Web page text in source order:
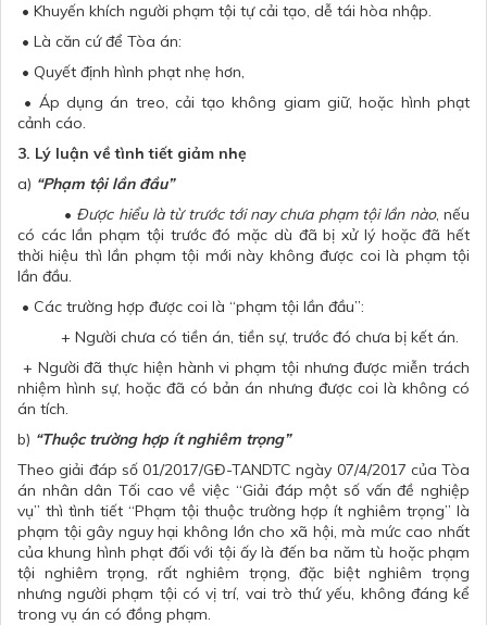
• Khuyến khích người phạm tội tự cải tạo, dễ tái hòa nhập.
• Là căn cứ để Tòa án:
• Quyết định hình phạt nhẹ hơn,
• Áp dụng án treo, cải tạo không giam giữ, hoặc hình phạt
cảnh cáo.
3. Lý luận về tình tiết giảm nhẹ
a) “Phạm tội lần đầu”
• Được hiểu là từ trước tới nay chưa phạm tội lần nào, nếu
có các lần phạm tội trước đó mặc dù đã bị xử lý hoặc đã hết
thời hiệu thì lần phạm tội mới này không được coi là phạm tội
lần đầu.
• Các trường hợp được coi là “phạm tội lần đầu”:
+ Người chưa có tiền án, tiền sự, trước đó chưa bị kết án.
+ Người đã thực hiện hành vi phạm tội nhưng được miễn trách
nhiệm hình sự, hoặc đã có bản án nhưng được coi là không có
án tích.
b) “Thuộc trường hợp ít nghiêm trọng”
Theo giải đáp số 01/2017/GĐ-TANDTC ngày 07/4/2017 của Tòa
án nhân dân Tối cao về việc “Giải đáp một số vấn đề nghiệp
vụ” thì tình tiết “Phạm tội thuộc trường hợp ít nghiêm trọng” là
phạm tội gây nguy hại không lớn cho xã hội, mà mức cao nhất
của khung hình phạt đối với tội ấy là đến ba năm tù hoặc phạm
tội nghiêm trọng, rất nghiêm trọng, đặc biệt nghiêm trọng
nhưng người phạm tội có vị trí, vai trò thứ yếu, không đáng kể
trong vụ án có đồng phạm.